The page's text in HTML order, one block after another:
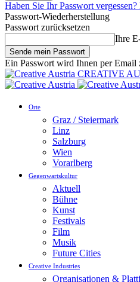
Haben Sie Ihr Passwort
Passwort-Wiederherstellung
Passwort zurücksetzen
Ihre
Ein Passwort wird Ihnen per Email
CREATIVE
Orte
Graz / Steiermark
Linz
Salzburg
Wien
Vorarlberg
Gegenwartskultur
Aktuell
Bühne
Kunst
Festivals
Film
Musik
Future Cities
Creative Industries
Organisationen &